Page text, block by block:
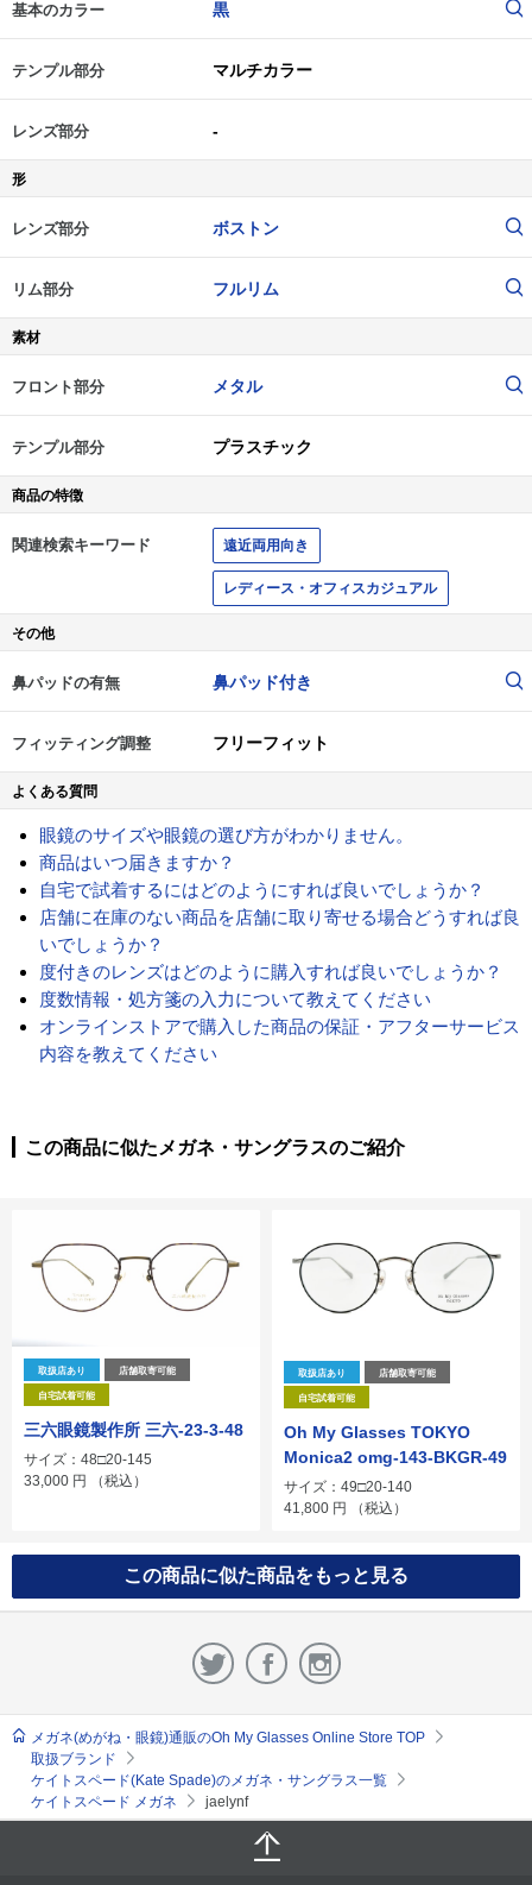
基本のカラー 黒
テンプル部分 マルチカラー
レンズ部分 -
形
レンズ部分 ボストン
リム部分 フルリム
素材
フロント部分 メタル
テンプル部分 プラスチック
商品の特徴
関連検索キーワード 遠近両用向き
レディース・オフィスカジュアル
その他
鼻パッドの有無 鼻パッド付き
フィッティング調整 フリーフィット
よくある質問
眼鏡のサイズや眼鏡の選び方がわかりません。
商品はいつ届きますか？
自宅で試着するにはどのようにすれば良いでしょうか？
店舗に在庫のない商品を店舗に取り寄せる場合どうすれば良
いでしょうか？
度付きのレンズはどのように購入すれば良いでしょうか？
度数情報・処方箋の入力について教えてください
オンラインストアで購入した商品の保証・アフターサービス
内容を教えてください
この商品に似たメガネ・サングラスのご紹介
取扱店あり 店舗取寄可能
自宅試着可能
三六眼鏡製作所 三六-23-3-48
サイズ：48□20-145
33,000 円 （税込）
取扱店あり 店舗取寄可能
自宅試着可能
Oh My Glasses TOKYO
Monica2 omg-143-BKGR-49
サイズ：49□20-140
41,800 円 （税込）
この商品に似た商品をもっと見る
メガネ(めがね・眼鏡)通販のOh My Glasses Online Store TOP
取扱ブランド
ケイトスペード(Kate Spade)のメガネ・サングラス一覧
ケイトスペード メガネ
jaelynf